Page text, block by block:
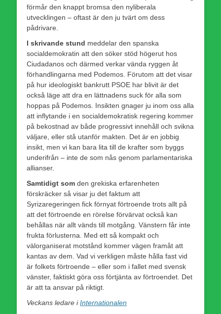
förmår den knappt bromsa den nyliberala
utvecklingen – oftast är den ju tvärt om dess
pådrivare.
I skrivande stund meddelar den spanska
socialdemokratin att den söker stöd högerut hos
Ciudadanos och därmed verkar vända ryggen åt
förhandlingarna med Podemos. Förutom att det visar
på hur ideologiskt bankrutt PSOE har blivit är det
också läge att dra en lättnadens suck för alla som
hoppas på Podemos. Insikten gnager ju inom oss alla
att inflytande i en socialdemokratisk regering kommer
på bekostnad av både progressivt innehåll och svikna
väljare, eller stå utanför makten. Det är en jobbig
insikt, men vi kan bara lita till de krafter som byggs
underifrån – inte de som nås genom parlamentariska
allianser.
Samtidigt som den grekiska erfarenheten
förskräcker så visar ju det faktum att
Syrizaregeringen fick förnyat förtroende trots allt på
att det förtroende en rörelse förvärvat också kan
behållas när allt vänds till motgång. Vänstern får inte
frukta förlusterna. Med ett så kompakt och
välorganiserat motstånd kommer vägen framåt att
kantas av dem. Vad vi verkligen måste hålla fast vid
är folkets förtroende – eller som i fallet med svensk
vänster, faktiskt göra oss förtjänta av förtroendet. Det
är att ta ansvar på riktigt.
Veckans ledare iInternationalen